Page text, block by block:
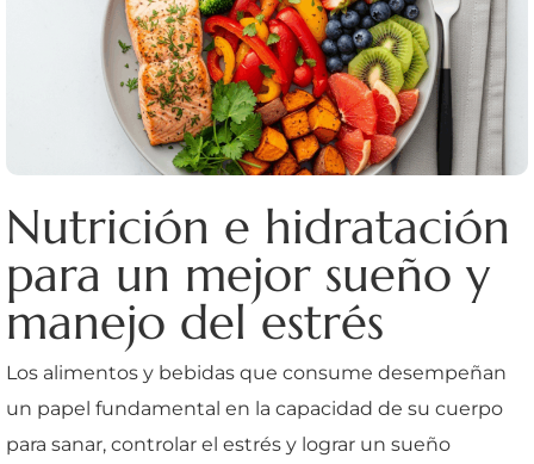
Nutrición e hidratación
para un mejor sueño y
manejo del estrés
Los alimentos y bebidas que consume desempeñan
un papel fundamental en la capacidad de su cuerpo
para sanar, controlar el estrés y lograr un sueño